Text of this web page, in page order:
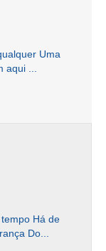
Uma
aqui ...
Há de
Do...